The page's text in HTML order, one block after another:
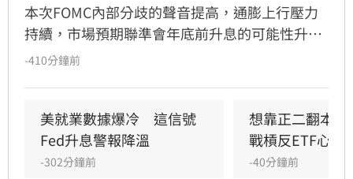
本次FOMC內部分歧的聲音提高，通膨上行壓力
持續，市場預期聯準會年底前升息的可能性升
高，凱基投信認為，升息確實會帶給金融市場波
搭配內部官員態度的分歧，使投資人質疑聯準會
在打壓通膨方面的決心。
-410分鐘前
美就業數據爆冷　這信號
Fed升息警報降溫
-302分鐘前
想靠正二翻本
戰槓反ETF心法
-40分鐘前